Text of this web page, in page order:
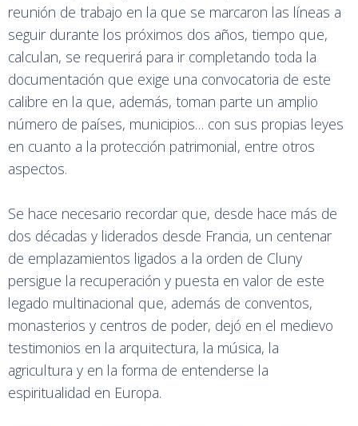
reunión de trabajo en la que se marcaron las líneas a
seguir durante los próximos dos años, tiempo que,
calculan, se requerirá para ir completando toda la
documentación que exige una convocatoria de este
calibre en la que, además, toman parte un amplio
número de países, municipios… con sus propias leyes
en cuanto a la protección patrimonial, entre otros
aspectos.
Se hace necesario recordar que, desde hace más de
dos décadas y liderados desde Francia, un centenar
de emplazamientos ligados a la orden de Cluny
persigue la recuperación y puesta en valor de este
legado multinacional que, además de conventos,
monasterios y centros de poder, dejó en el medievo
testimonios en la arquitectura, la música, la
agricultura y en la forma de entenderse la
espiritualidad en Europa.